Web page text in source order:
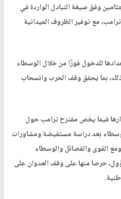
وفق صيغة التبادل الواردة في
مع توفير الظروف الميدانية
للدخول فورًا من خلال الوسطاء
بما يحقق وقف الحرب وانسحاب
فيما يخص مقترح ترامب حول
بعد دراسة مستفيضة ومشاورات
القوى والفصائل والوسطاء
حرصا منها على وقف العدوان على